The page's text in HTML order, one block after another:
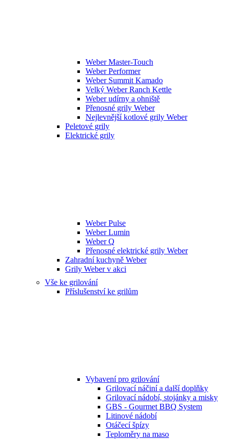
Weber Master-Touch
Weber Performer
Weber Summit Kamado
Velký Weber Ranch Kettle
Weber udírny a ohniště
Přenosné grily Weber
Nejlevnější kotlové grily Weber
Peletové grily
Elektrické grily
Weber Pulse
Weber Lumin
Weber Q
Přenosné elektrické grily Weber
Zahradní kuchyně Weber
Grily Weber v akci
Vše ke grilování
Příslušenství ke grilům
Vybavení pro grilování
Grilovací náčiní a další doplňky
Grilovací nádobí, stojánky a misky
GBS - Gourmet BBQ System
Litinové nádobí
Otáčecí špízy
Teploměry na maso